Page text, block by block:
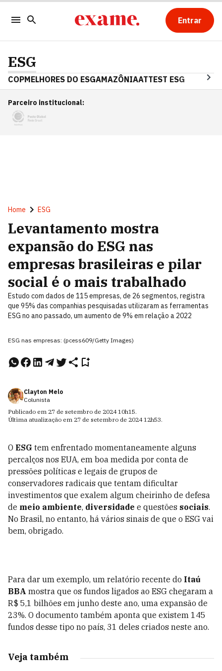
Entrar
ESG
COPMELHORES DO ESGAMAZÔNIAATTEST ESG
Parceiro institucional:
Home ESG
Levantamento mostra
expansão do ESG nas
empresas brasileiras e pilar
social é o mais trabalhado
Estudo com dados de 115 empresas, de 26 segmentos, registra
que 95% das companhias pesquisadas utilizaram as ferramentas
ESG no ano passado, um aumento de 9% em relação a 2022
ESG nas empresas: (pcess609/Getty Images)
Clayton Melo
Colunista
Publicado em 27 de setembro de 2024 10h15.
Última atualização em 27 de setembro de 2024 12h53.
O ESG tem enfrentado momentaneamente alguns
percalços nos EUA, em boa medida por conta de
pressões políticas e legais de grupos de
conservadores radicais que tentam dificultar
investimentos que exalem algum cheirinho de defesa
de meio ambiente, diversidade e questões sociais.
No Brasil, no entanto, há vários sinais de que o ESG vai
bem, obrigado.
Para dar um exemplo, um relatório recente do Itaú
BBA mostra que os fundos ligados ao ESG chegaram a
R$ 5,1 bilhões em junho deste ano, uma expansão de
23%. O documento também aponta que existem 145
fundos desse tipo no país, 31 deles criados neste ano.
Veja também